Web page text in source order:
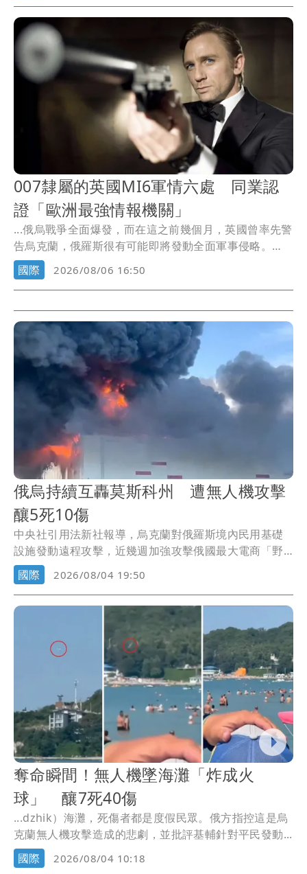
007隸屬的英國MI6軍情六處 同業認
證「歐洲最強情報機關」
...俄烏戰爭全面爆發，而在這之前幾個月，英國曾率先警
告烏克蘭，俄羅斯很有可能即將發動全面軍事侵略。
根...
國際 2026/08/06 16:50
俄烏持續互轟莫斯科州 遭無人機攻擊
釀5死10傷
中央社引用法新社報導，烏克蘭對俄羅斯境內民用基礎
設施發動遠程攻擊，近幾週加強攻擊俄國最大電商「野
莓」...
國際 2026/08/04 19:50
奪命瞬間！無人機墜海灘「炸成火
球」 釀7死40傷
...dzhik）海灘，死傷者都是度假民眾。俄方指控這是烏
克蘭無人機攻擊造成的悲劇，並批評基輔針對平民發動...
國際
2026/08/04 10:18